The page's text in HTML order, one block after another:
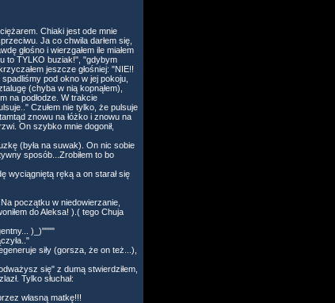
Chiaki jest ode mnie
Ja co chwila darłem się,
głośno i wierzgałem ile miałem
to TYLKO buziak!", "gdybym
jeszcze głośniej: "NIE!!
pod okno w jej pokoju,
(chyba w nią kopnąłem),
na podłodze. W trakcie
Czułem nie tylko, że pulsuje
znowu na łóżko i znowu na
On szybko mnie dogonił,
(była na suwak). On nic sobie
sposób...Zrobiłem to bo
wyciągniętą ręką a on starał się
początku w niedowierzanie,
do Aleksa! ).( tego Chuja
)_)""""
siły (gorsza, że on też...),
się" z dumą stwierdziłem,
Tylko słuchał:
własną matkę!!!